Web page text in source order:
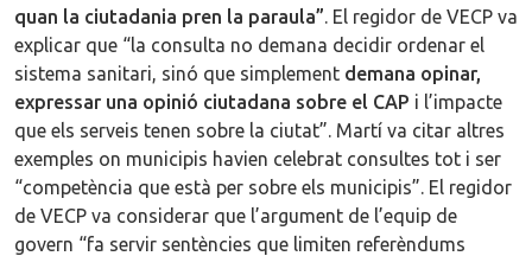
quan la ciutadania pren la paraula”. El regidor de VECP va
explicar que “la consulta no demana decidir ordenar el
sistema sanitari, sinó que simplement demana opinar,
expressar una opinió ciutadana sobre el CAP i l’impacte
que els serveis tenen sobre la ciutat”. Martí va citar altres
exemples on municipis havien celebrat consultes tot i ser
“competència que està per sobre els municipis”. El regidor
de VECP va considerar que l’argument de l’equip de
govern “fa servir sentències que limiten referèndums